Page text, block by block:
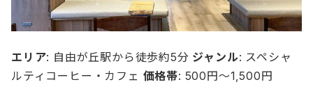
エリア: 自由が丘駅から徒歩約5分 ジャンル: スペシャ
ルティコーヒー・カフェ 価格帯: 500円～1,500円